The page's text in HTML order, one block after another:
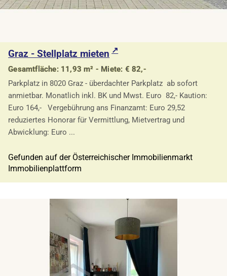
Graz - Stellplatz mieten
Gesamtfläche: 11,93 m² - Miete: € 82,-
Parkplatz in 8020 Graz - überdachter Parkplatz ab sofort
anmietbar. Monatlich inkl. BK und Mwst. Euro 82,- Kaution:
Euro 164,- Vergebührung ans Finanzamt: Euro 29,52
reduziertes Honorar für Vermittlung, Mietvertrag und
Abwicklung: Euro ...
Gefunden auf der Österreichischer Immobilienmarkt
Immobilienplattform